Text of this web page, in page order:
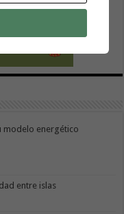
modelo energético
entre islas